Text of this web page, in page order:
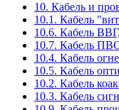
10. Кабель и
10.1. Кабель
10.6. Кабель
10.7. Кабель
10.4. Кабель
10.5. Кабель
10.2. Кабель
10.3. Кабель